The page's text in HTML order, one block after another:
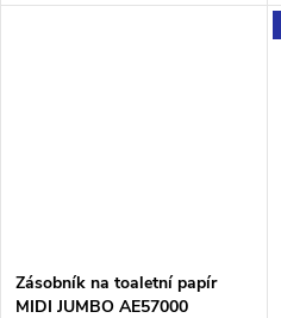
Zásobník na toaletní papír
MIDI JUMBO AE57000